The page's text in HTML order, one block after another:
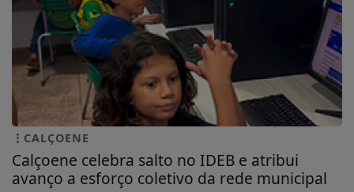
CALÇOENE
Calçoene celebra salto no IDEB e atribui
avanço a esforço coletivo da rede municipal